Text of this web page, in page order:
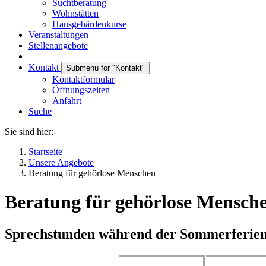
Suchtberatung
Wohnstätten
Hausgebärdenkurse
Veranstaltungen
Stellenangebote
Kontakt Submenu for "Kontakt"
Kontaktformular
Öffnungszeiten
Anfahrt
Suche
Sie sind hier:
Startseite
Unsere Angebote
Beratung für gehörlose Menschen
Beratung für gehörlose
Sprechstunden während der